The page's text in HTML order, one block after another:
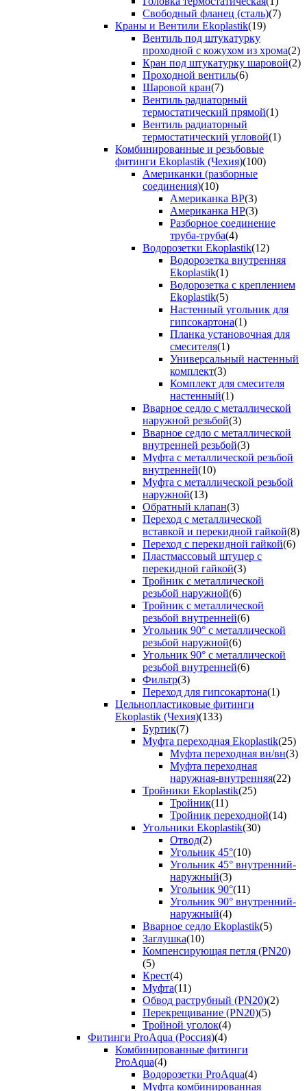
Свободный фланец (сталь)(7)
Краны и Вентили Ekoplastik(19)
Вентиль под штукатурку
проходной с кожухом из хрома(2)
Кран под штукатурку шаровой(2)
Проходной вентиль(6)
Шаровой кран(7)
Вентиль радиаторный
термостатический прямой(1)
Вентиль радиаторный
термостатический угловой(1)
Комбинированные и резьбовые
фитинги Ekoplastik (Чехия)(100)
Американки (разборные
соединения)(10)
Американка ВР(3)
Американка НР(3)
Разборное соединение
труба-труба(4)
Водорозетки Ekoplastik(12)
Водорозетка внутренняя
Ekoplastik(1)
Водорозетка с креплением
Ekoplastik(5)
Настенный угольник для
гипсокартона(1)
Планка установочная для
смесителя(1)
Универсальный настенный
комплект(3)
Комплект для смесителя
настенный(1)
Вварное седло с металлической
наружной резьбой(3)
Вварное седло с металлической
внутренней резьбой(3)
Муфта с металлической резьбой
внутренней(10)
Муфта с металлической резьбой
наружной(13)
Обратный клапан(3)
Переход с металлической
вставкой и перекидной гайкой(8)
Переход с перекидной гайкой(6)
Пластмассовый штуцер с
перекидной гайкой(3)
Тройник с металлической
резьбой наружной(6)
Тройник с металлической
резьбой внутренней(6)
Угольник 90° с металлической
резьбой наружной(6)
Угольник 90° с металлической
резьбой внутренней(6)
Фильтр(3)
Переход для гипсокартона(1)
Цельнопластиковые фитинги
Ekoplastik (Чехия)(133)
Буртик(7)
Муфта переходная Ekoplastik(25)
Муфта переходная вн/вн(3)
Муфта переходная
наружная-внутренняя(22)
Тройники Ekoplastik(25)
Тройник(11)
Тройник переходной(14)
Угольники Ekoplastik(30)
Отвод(2)
Угольник 45°(10)
Угольник 45° внутренний-
наружный(3)
Угольник 90°(11)
Угольник 90° внутренний-
наружный(4)
Вварное седло Ekoplastik(5)
Заглушка(10)
Компенсирующая петля (PN20)
(5)
Крест(4)
Муфта(11)
Обвод раструбный (PN20)(2)
Перекрещивание (PN20)(5)
Тройной уголок(4)
Фитинги ProAqua (Россия)(4)
Комбинированные фитинги
ProAqua(4)
Водорозетки ProAqua(4)
Муфта комбинированная